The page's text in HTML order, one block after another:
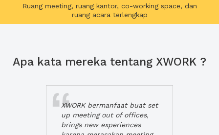
Ruang meeting, ruang kantor, co-working space, dan
ruang acara terlengkap
Apa kata mereka tentang XWORK ?
XWORK bermanfaat buat set
up meeting out of offices,
brings new experiences